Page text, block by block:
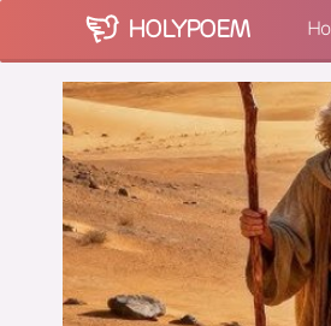
HOLYPOEM